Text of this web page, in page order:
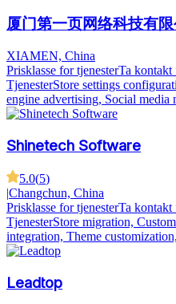
厦门第一页网络科技有限
XIAMEN, China
Prisklasse for tjenesterTa kontakt
TjenesterStore settings
engine advertising, Social media
Shinetech Software
5.0(5)
|Changchun, China
Prisklasse for tjenesterTa kontakt
TjenesterStore migration,
integration, Theme
Leadtop